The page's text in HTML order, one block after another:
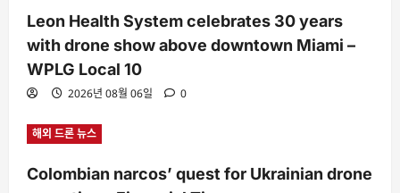
Leon Health System celebrates 30 years
with drone show above downtown Miami –
WPLG Local 10
2026년 08월 06일 0
해외 드론 뉴스
Colombian narcos’ quest for Ukrainian drone